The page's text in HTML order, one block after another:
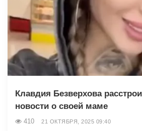
Клавдия Безверхова
новости о своей маме
410 21 ОКТЯБРЯ, 2025 09:40